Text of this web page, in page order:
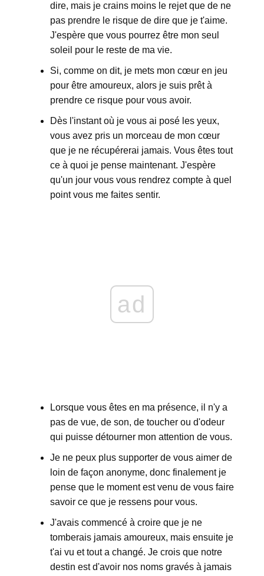
dire, mais je crains moins le rejet que de ne
pas prendre le risque de dire que je t'aime.
J'espère que vous pourrez être mon seul
soleil pour le reste de ma vie.
Si, comme on dit, je mets mon cœur en jeu
pour être amoureux, alors je suis prêt à
prendre ce risque pour vous avoir.
Dès l'instant où je vous ai posé les yeux,
vous avez pris un morceau de mon cœur
que je ne récupérerai jamais. Vous êtes tout
ce à quoi je pense maintenant. J'espère
qu'un jour vous vous rendrez compte à quel
point vous me faites sentir.
ad
Lorsque vous êtes en ma présence, il n'y a
pas de vue, de son, de toucher ou d'odeur
qui puisse détourner mon attention de vous.
Je ne peux plus supporter de vous aimer de
loin de façon anonyme, donc finalement je
pense que le moment est venu de vous faire
savoir ce que je ressens pour vous.
J'avais commencé à croire que je ne
tomberais jamais amoureux, mais ensuite je
t'ai vu et tout a changé. Je crois que notre
destin est d'avoir nos noms gravés à jamais